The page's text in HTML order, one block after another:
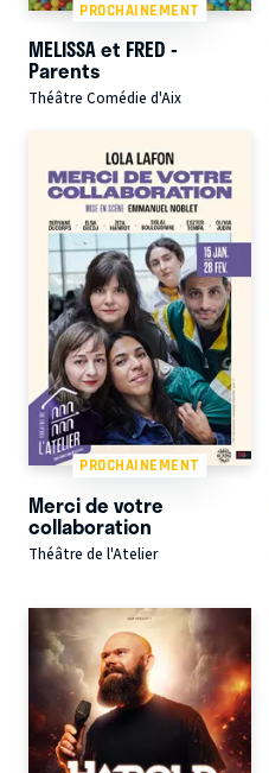
PROCHAINEMENT
MELISSA et FRED -
Parents
Théâtre Comédie d'Aix
PROCHAINEMENT
Merci de votre
collaboration
Théâtre de l'Atelier